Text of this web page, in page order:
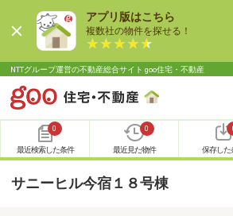
アプリ版はこちら
複数社の物件を探せる！
NTTグループ運営の不動産総合サイト goo住宅・不動産
0
最近検索した条件
0
最近見た物件 保存した
サニーヒル今宿１８号棟